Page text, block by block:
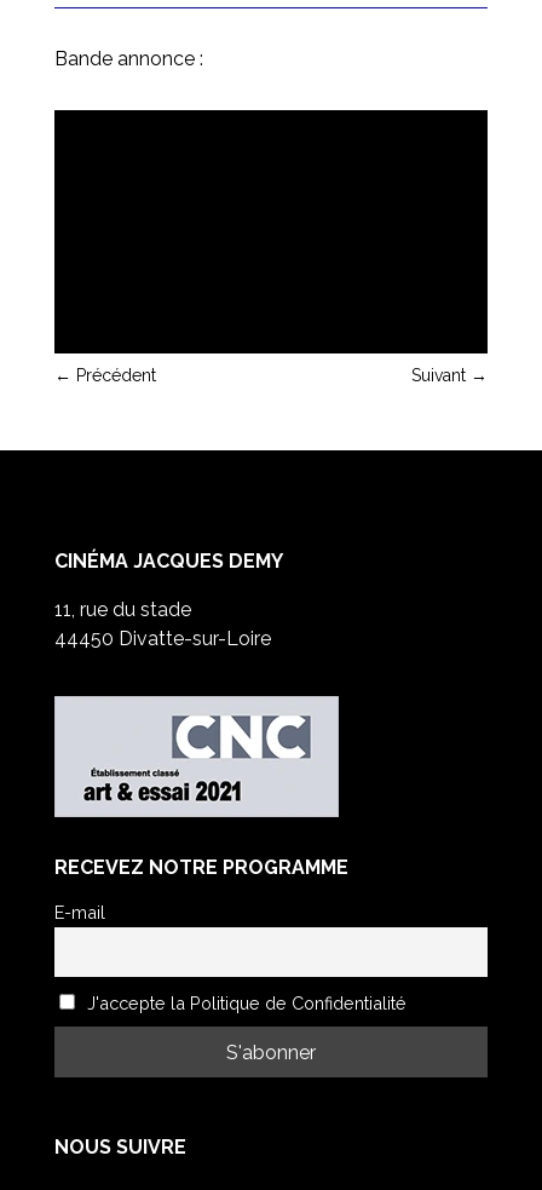
Bande annonce :
← Précédent Suivant →
CINÉMA JACQUES DEMY
11, rue du stade
44450 Divatte-sur-Loire
RECEVEZ NOTRE PROGRAMME
E-mail
J'accepte la Politique de Confidentialité
NOUS SUIVRE